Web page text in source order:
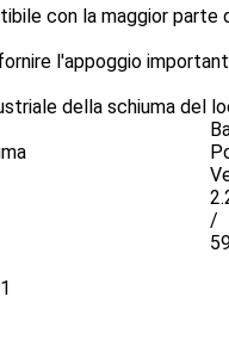
con la maggior
l'appoggio
della schiuma del
/